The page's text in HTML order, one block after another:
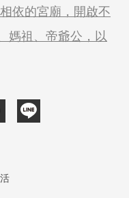
依的宮廟，開啟不
媽祖、帝爺公，以